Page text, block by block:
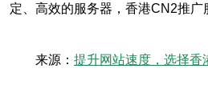
定、高效的服务器，香港CN2推广
来源： 提升网站速度，选择香